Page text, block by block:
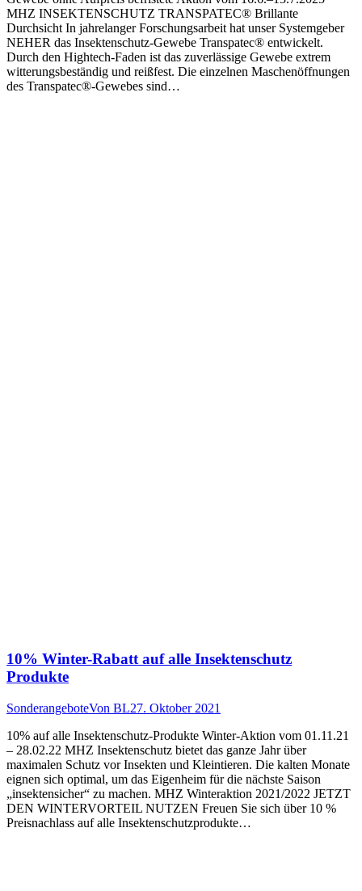
MHZ INSEKTENSCHUTZ TRANSPATEC® Brillante
Durchsicht In jahrelanger Forschungsarbeit hat unser Systemgeber
NEHER das Insektenschutz-Gewebe Transpatec® entwickelt.
Durch den Hightech-Faden ist das zuverlässige Gewebe extrem
witterungsbeständig und reißfest. Die einzelnen Maschenöffnungen
des Transpatec®-Gewebes sind…
10% Winter-Rabatt auf alle Insektenschutz
Produkte
SonderangeboteVon BL27. Oktober 2021
10% auf alle Insektenschutz-Produkte Winter-Aktion vom 01.11.21
– 28.02.22 MHZ Insektenschutz bietet das ganze Jahr über
maximalen Schutz vor Insekten und Kleintieren. Die kalten Monate
eignen sich optimal, um das Eigenheim für die nächste Saison
„insektensicher“ zu machen. MHZ Winteraktion 2021/2022 JETZT
DEN WINTERVORTEIL NUTZEN Freuen Sie sich über 10 %
Preisnachlass auf alle Insektenschutzprodukte…